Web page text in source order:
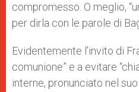
compromesso. O meglio,
per dirla con le parole di
Evidentemente l’invito di
comunione” e a evitare
interne, pronunciato nel